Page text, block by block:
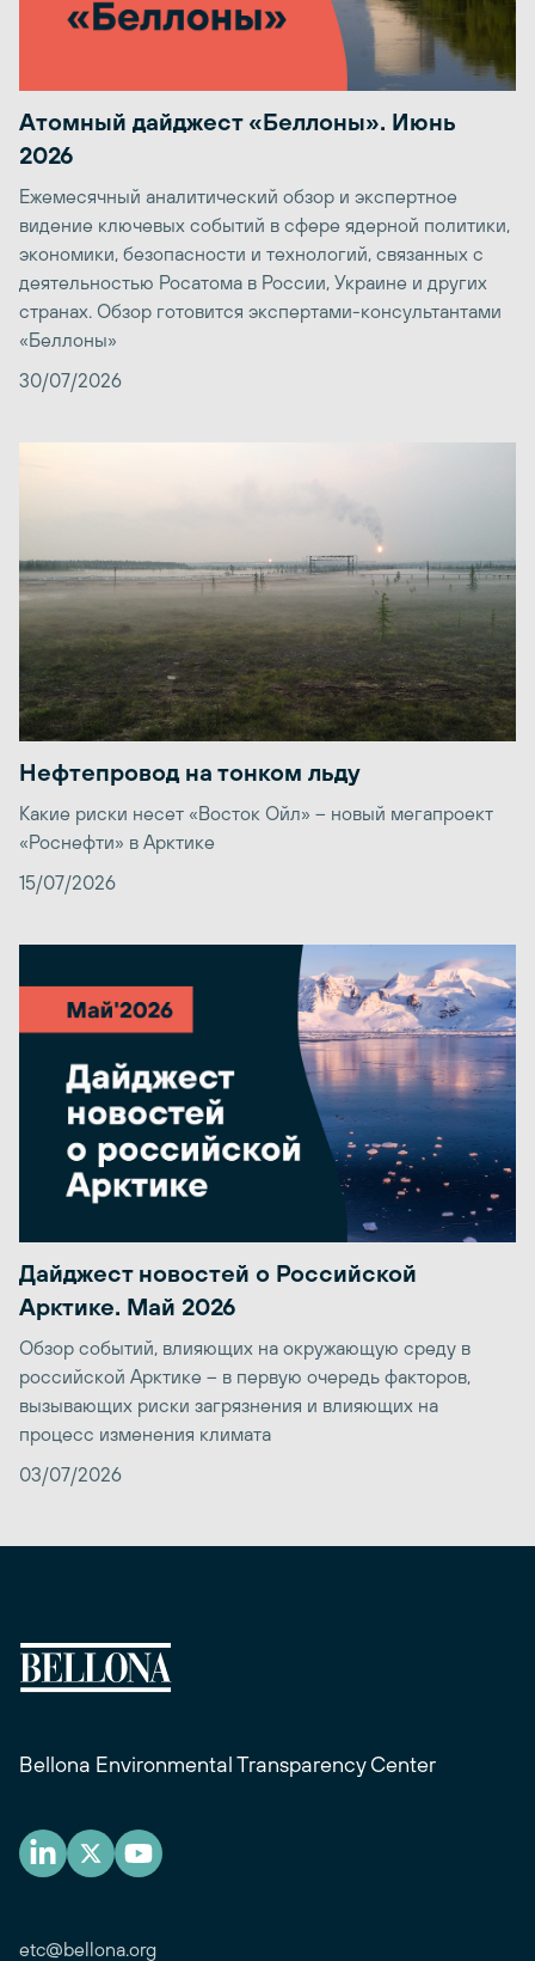
Атомный дайджест «Беллоны». Июнь
2026
Ежемесячный аналитический обзор и экспертное
видение ключевых событий в сфере ядерной политики,
экономики, безопасности и технологий, связанных с
деятельностью Росатома в России, Украине и других
странах. Обзор готовится экспертами-консультантами
«Беллоны»
30/07/2026
Нефтепровод на тонком льду
Какие риски несет «Восток Ойл» – новый мегапроект
«Роснефти» в Арктике
15/07/2026
Дайджест новостей о Российской
Арктике. Май 2026
Обзор событий, влияющих на окружающую среду в
российской Арктике – в первую очередь факторов,
вызывающих риски загрязнения и влияющих на
процесс изменения климата
03/07/2026
Bellona Environmental Transparency Center
etc@bellona.org